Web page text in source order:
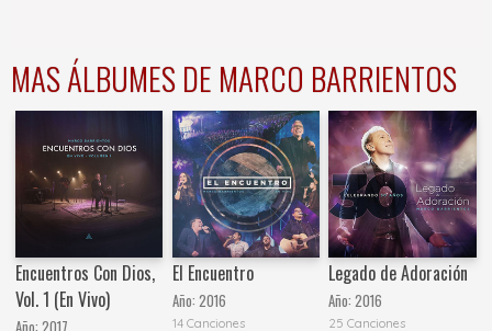
MAS ÁLBUMES DE MARCO BARRIENTOS
Encuentros Con Dios,
Vol. 1 (En Vivo)
El Encuentro
Año: 2016
14 Canciones
Legado de Adoración
Año:2016
25 Canciones